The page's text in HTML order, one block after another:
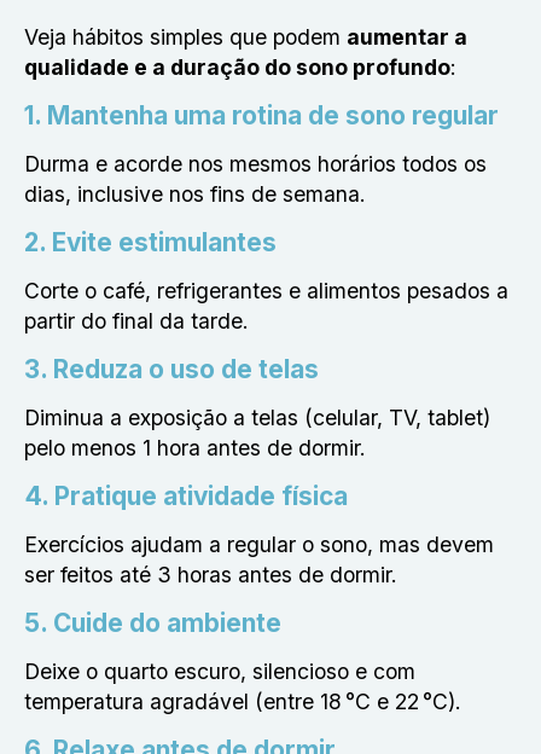
Veja hábitos simples que podem aumentar a
qualidade e a duração do sono profundo:
1. Mantenha uma rotina de sono regular
Durma e acorde nos mesmos horários todos os
dias, inclusive nos fins de semana.
2. Evite estimulantes
Corte o café, refrigerantes e alimentos pesados a
partir do final da tarde.
3. Reduza o uso de telas
Diminua a exposição a telas (celular, TV, tablet)
pelo menos 1 hora antes de dormir.
4. Pratique atividade física
Exercícios ajudam a regular o sono, mas devem
ser feitos até 3 horas antes de dormir.
5. Cuide do ambiente
Deixe o quarto escuro, silencioso e com
temperatura agradável (entre 18 °C e 22 °C).